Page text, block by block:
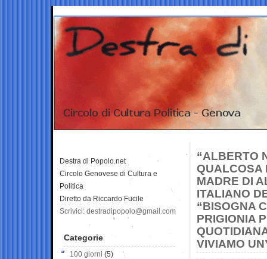
“ALBERTO
QUALCOSA
MADRE DI
ITALIANO
“BISOGNA
PRIGIONIA
VIVIAMO
Destra di Popolo.net
Circolo Genovese di Cultura e
Politica
Diretto da Riccardo Fucile
Scrivici: destradipopolo@gmail.com
Categorie
100 giorni (5)